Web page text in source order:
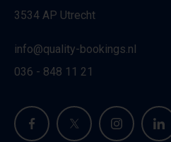
3534 AP Utrecht
info@quality-bookings.nl
036 - 848 11 21